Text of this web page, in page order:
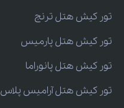
تور کیش هتل ترنج
تور کیش هتل پارمیس
تور کیش هتل پانوراما
تور کیش هتل آرامیس پلاس